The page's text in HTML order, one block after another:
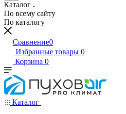
Каталог
По всему сайту
По каталогу
Сравнение0
Избранные товары 0
Корзина 0
Каталог